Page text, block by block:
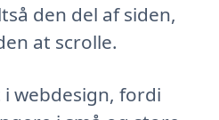
den del af siden,
at scrolle.
webdesign, fordi